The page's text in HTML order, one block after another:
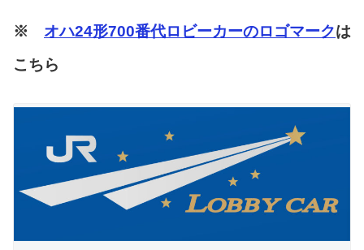
※ オハ24形700番代ロビーカーのロゴマークは
こちら